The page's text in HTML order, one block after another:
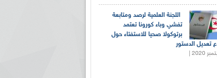
اللجنة العلمية لرصد ومتابعة
تفشي وباء كورونا تعتمد
برتوكولا صحيا للاستفتاء حول
تعديل الدستور